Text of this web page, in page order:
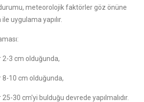
meteorolojik faktörler göz önüne
uygulama yapılır.
2-3 cm olduğunda,
8-10 cm olduğunda,
30 cm'yi bulduğu devrede yapılmalıdır.